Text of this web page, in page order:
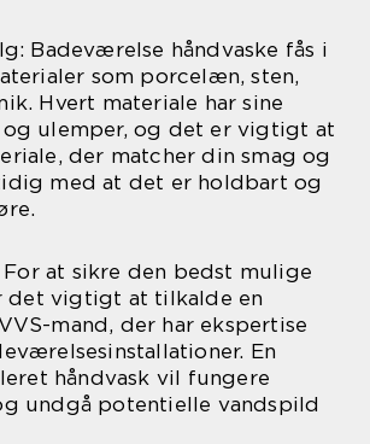
Badeværelse håndvaske fås i
som porcelæn, sten,
Hvert materiale har sine
ulemper, og det er vigtigt at
der matcher din smag og
med at det er holdbart og
For at sikre den bedst mulige
det vigtigt at tilkalde en
mand, der har ekspertise
En
håndvask vil fungere
undgå potentielle vandspild